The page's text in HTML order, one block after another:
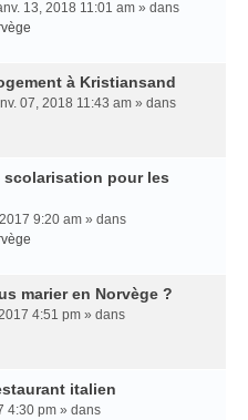
13, 2018 11:01 am » dans
à Kristiansand
07, 2018 11:43 am » dans
scolarisation pour les
9:20 am » dans
marier en Norvège ?
4:51 pm » dans
italien
4:30 pm » dans